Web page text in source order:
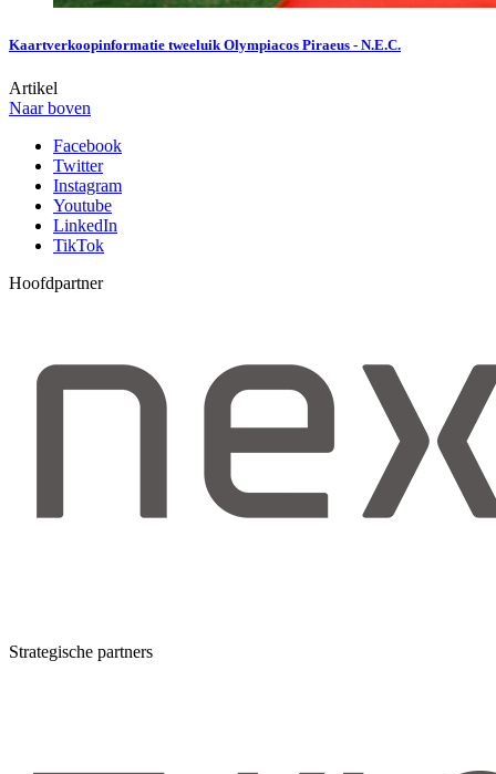
Kaartverkoopinformatie tweeluik Olympiacos Piraeus - N.E.C.
Artikel
Naar boven
Facebook
Twitter
Instagram
Youtube
LinkedIn
TikTok
Hoofdpartner
Strategische partners